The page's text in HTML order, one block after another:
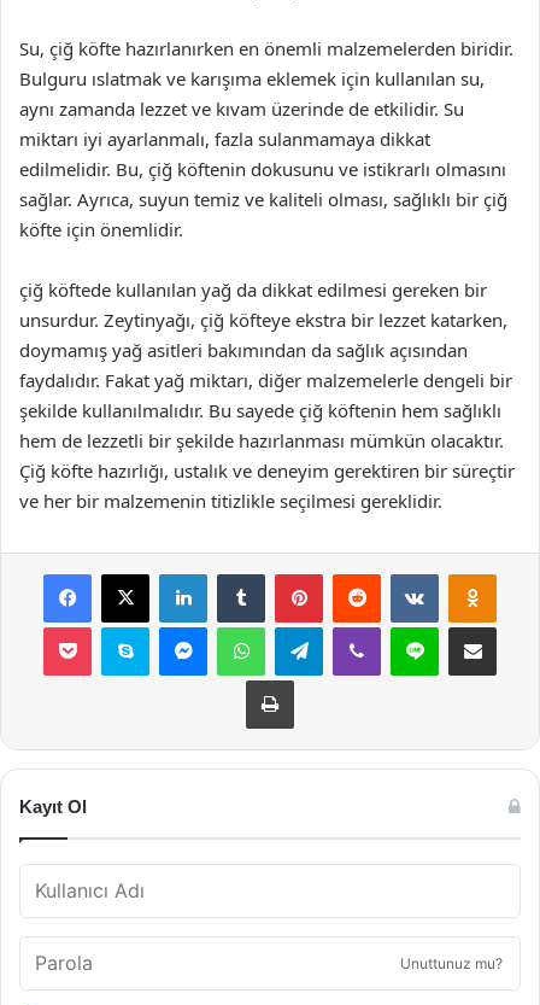
Su, çiğ köfte hazırlanırken en önemli malzemelerden biridir.
Bulguru ıslatmak ve karışıma eklemek için kullanılan su,
aynı zamanda lezzet ve kıvam üzerinde de etkilidir. Su
miktarı iyi ayarlanmalı, fazla sulanmamaya dikkat
edilmelidir. Bu, çiğ köftenin dokusunu ve istikrarlı olmasını
sağlar. Ayrıca, suyun temiz ve kaliteli olması, sağlıklı bir çiğ
köfte için önemlidir.
çiğ köftede kullanılan yağ da dikkat edilmesi gereken bir
unsurdur. Zeytinyağı, çiğ köfteye ekstra bir lezzet katarken,
doymamış yağ asitleri bakımından da sağlık açısından
faydalıdır. Fakat yağ miktarı, diğer malzemelerle dengeli bir
şekilde kullanılmalıdır. Bu sayede çiğ köftenin hem sağlıklı
hem de lezzetli bir şekilde hazırlanması mümkün olacaktır.
Çiğ köfte hazırlığı, ustalık ve deneyim gerektiren bir süreçtir
ve her bir malzemenin titizlikle seçilmesi gereklidir.
Facebook
X LinkedInTumblr PinterestReddit VKontakte
Pocket Skype MessengerWhatsAppTelegramViber Line E-Posta ile
Yazdır
Kayıt Ol
Unuttunuz mu?